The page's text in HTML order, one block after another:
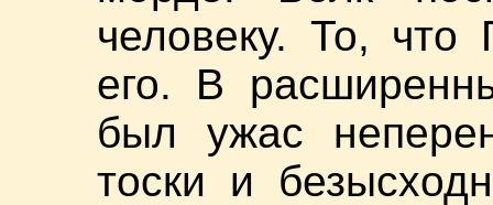
человеку. То, что
его. В
был ужас
тоски и